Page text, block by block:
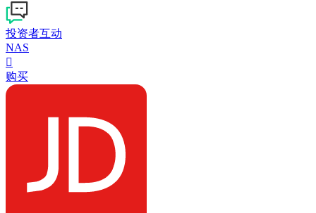
投资者互动
NAS

购买